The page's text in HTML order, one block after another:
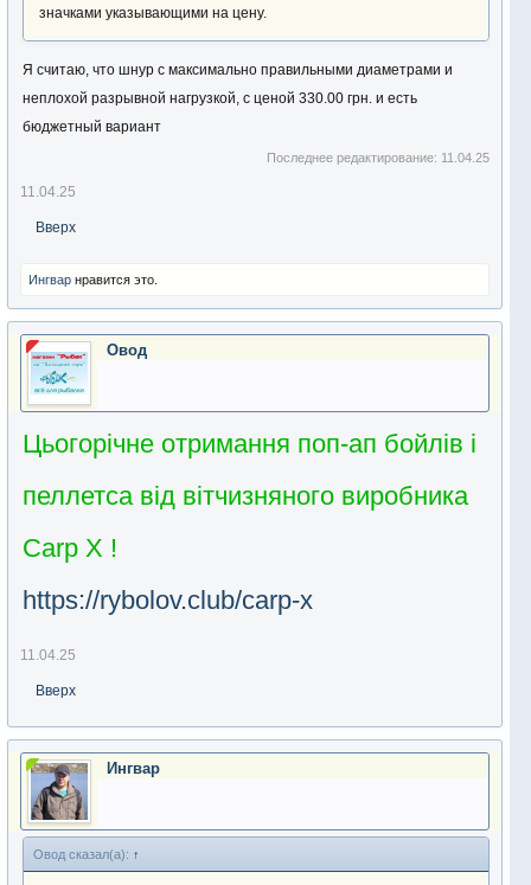
значками указывающими на цену.
Я считаю, что шнур с максимально правильными диаметрами и
неплохой разрывной нагрузкой, с ценой 330.00 грн. и есть
бюджетный вариант
Последнее редактирование: 11.04.25
11.04.25
Вверх
Ингвар нравится это.
Овод
Цьогорічне отримання поп-ап бойлів і
пеллетса від вітчизняного виробника
Carp X !
https://rybolov.club/carp-x
11.04.25
Вверх
Ингвар
Овод сказал(а): ↑